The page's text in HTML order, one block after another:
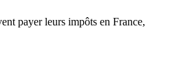
payer leurs impôts en France,